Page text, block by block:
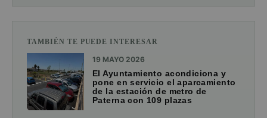
TAMBIÉN TE PUEDE INTERESAR
19 MAYO 2026
El Ayuntamiento acondiciona y
pone en servicio el aparcamiento
de la estación de metro de
Paterna con 109 plazas